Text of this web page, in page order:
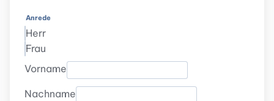
Anrede
Herr
Frau
Vorname
Nachname